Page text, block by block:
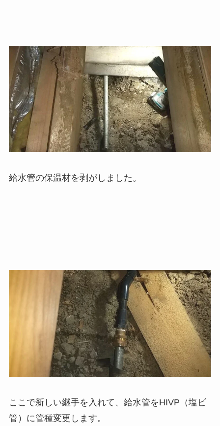
給水管の保温材を剥がしました。
ここで新しい継手を入れて、給水管をHIVP（塩ビ
管）に管種変更します。